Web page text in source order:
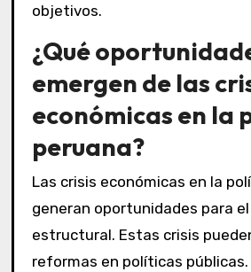
objetivos.
¿Qué
emergen de las
económicas en la
peruana?
Las crisis económicas en la
generan oportunidades para
estructural. Estas crisis
reformas en políticas públicas.